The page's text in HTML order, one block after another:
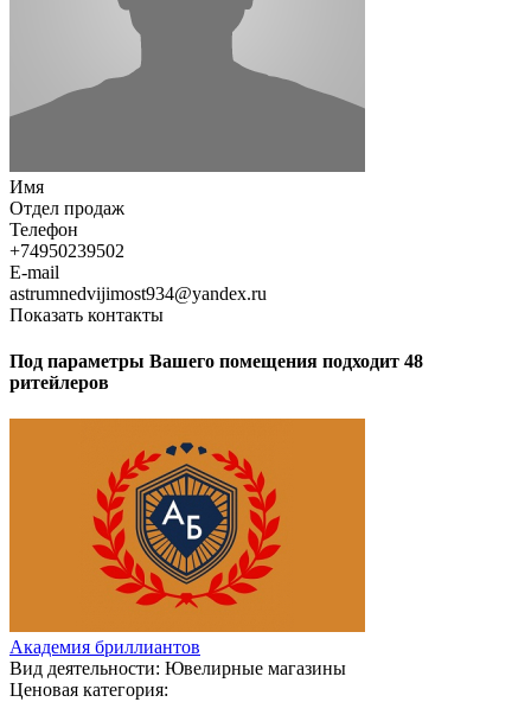
Имя
Отдел продаж
Телефон
+74950239502
E-mail
astrumnedvijimost934@yandex.ru
Показать контакты
Под параметры Вашего помещения подходит 48
ритейлеров
Академия бриллиантов
Вид деятельности: Ювелирные магазины
Ценовая категория: